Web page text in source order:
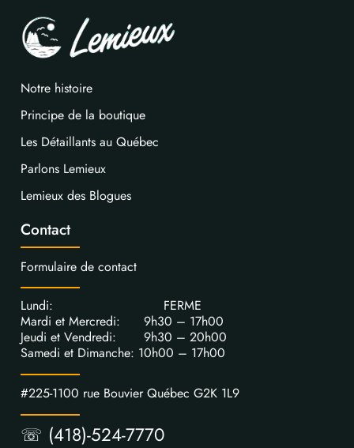
Notre histoire
Principe de la boutique
Les Détaillants au Québec
Parlons Lemieux
Lemieux des Blogues
Contact
Formulaire de contact
Lundi: FERME
Mardi et Mercredi: 9h30 – 17h00
Jeudi et Vendredi: 9h30 – 20h00
Samedi et Dimanche: 10h00 – 17h00
#225-1100 rue Bouvier Québec G2K 1L9
☏ (418)-524-7770